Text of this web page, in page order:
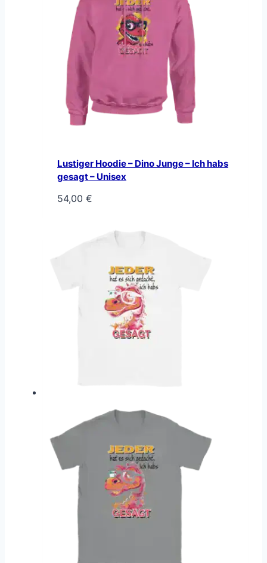
Lustiger Hoodie – Dino Junge – Ich habs
gesagt – Unisex
54,00 €